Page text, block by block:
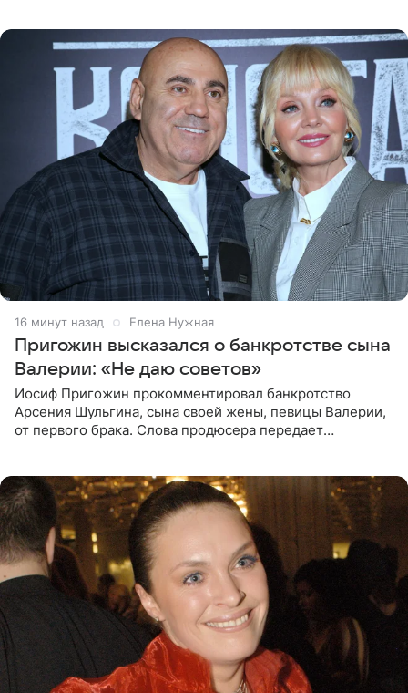
16 минут назад Елена Нужная
Пригожин высказался о банкротстве сына
Валерии: «Не даю советов»
Иосиф Пригожин прокомментировал банкротство
Арсения Шульгина, сына своей жены, певицы Валерии,
от первого брака. Слова продюсера передает